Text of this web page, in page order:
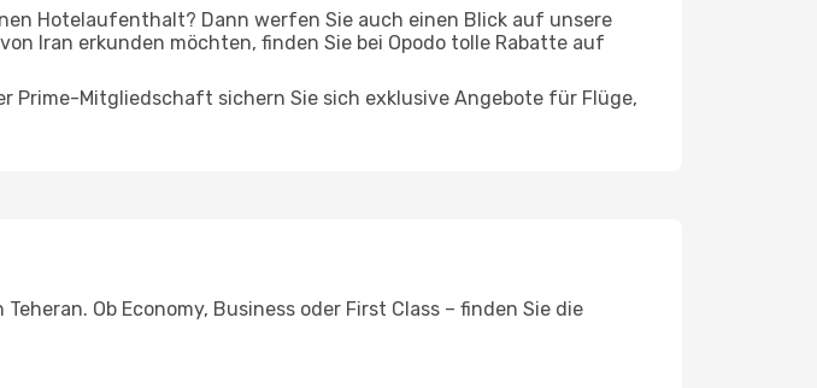
Hotelaufenthalt? Dann werfen Sie auch einen Blick auf unsere
Iran erkunden möchten, finden Sie bei Opodo tolle Rabatte auf
Prime-Mitgliedschaft sichern Sie sich exklusive Angebote für Flüge,
Ob Economy, Business oder First Class – finden Sie die